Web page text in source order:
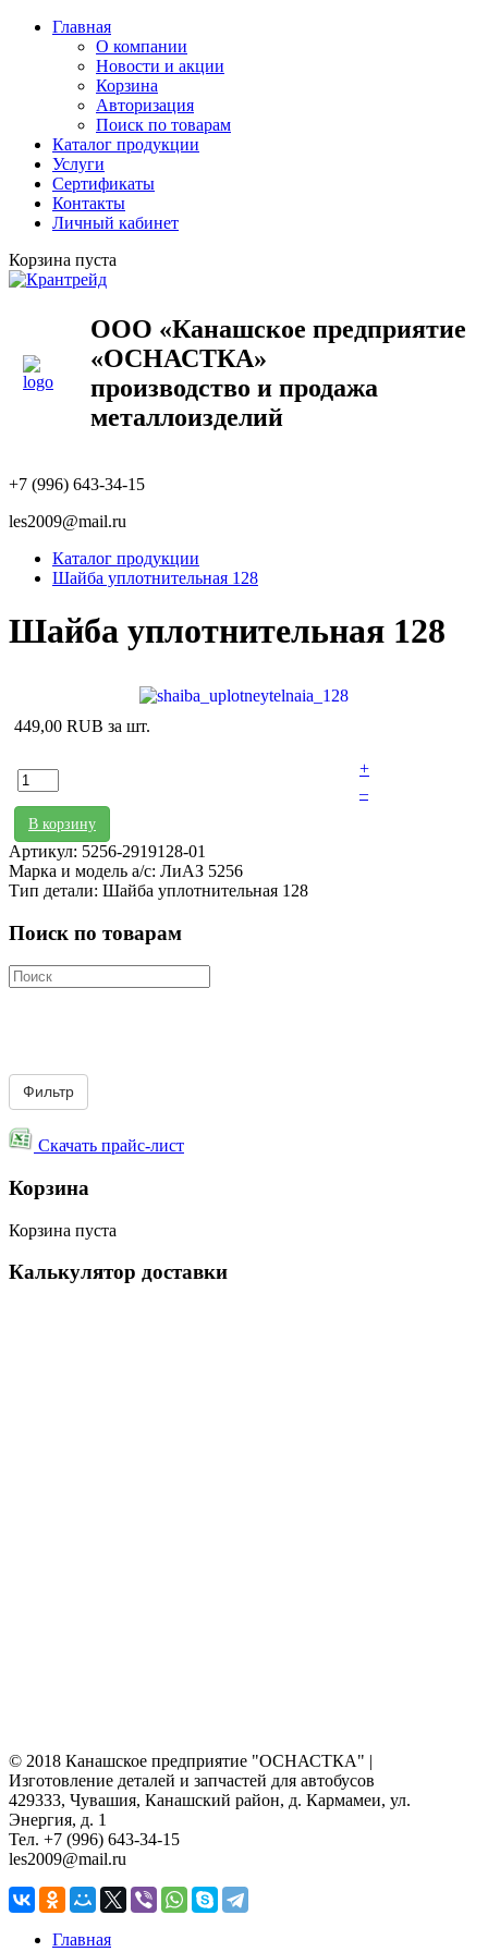
Главная
О компании
Новости и акции
Корзина
Авторизация
Поиск по товарам
Каталог продукции
Услуги
Сертификаты
Контакты
Личный кабинет
Корзина пуста
ООО «Канашское предприятие
«ОСНАСТКА»
производство и продажа
металлоизделий
+7 (996) 643-34-15
les2009@mail.ru
Каталог продукции
Шайба уплотнительная 128
Шайба уплотнительная 128
449,00 RUB за шт.
+
–
В корзину
Артикул: 5256-2919128-01
Марка и модель а/с: ЛиАЗ 5256
Тип детали: Шайба уплотнительная 128
Поиск по товарам
Скачать прайс-лист
Корзина
Корзина пуста
Калькулятор доставки
© 2018 Канашское предприятие "ОСНАСТКА" |
Изготовление деталей и запчастей для автобусов
429333, Чувашия, Канашский район, д. Кармамеи, ул.
Энергия, д. 1
Тел. +7 (996) 643-34-15
les2009@mail.ru
Главная